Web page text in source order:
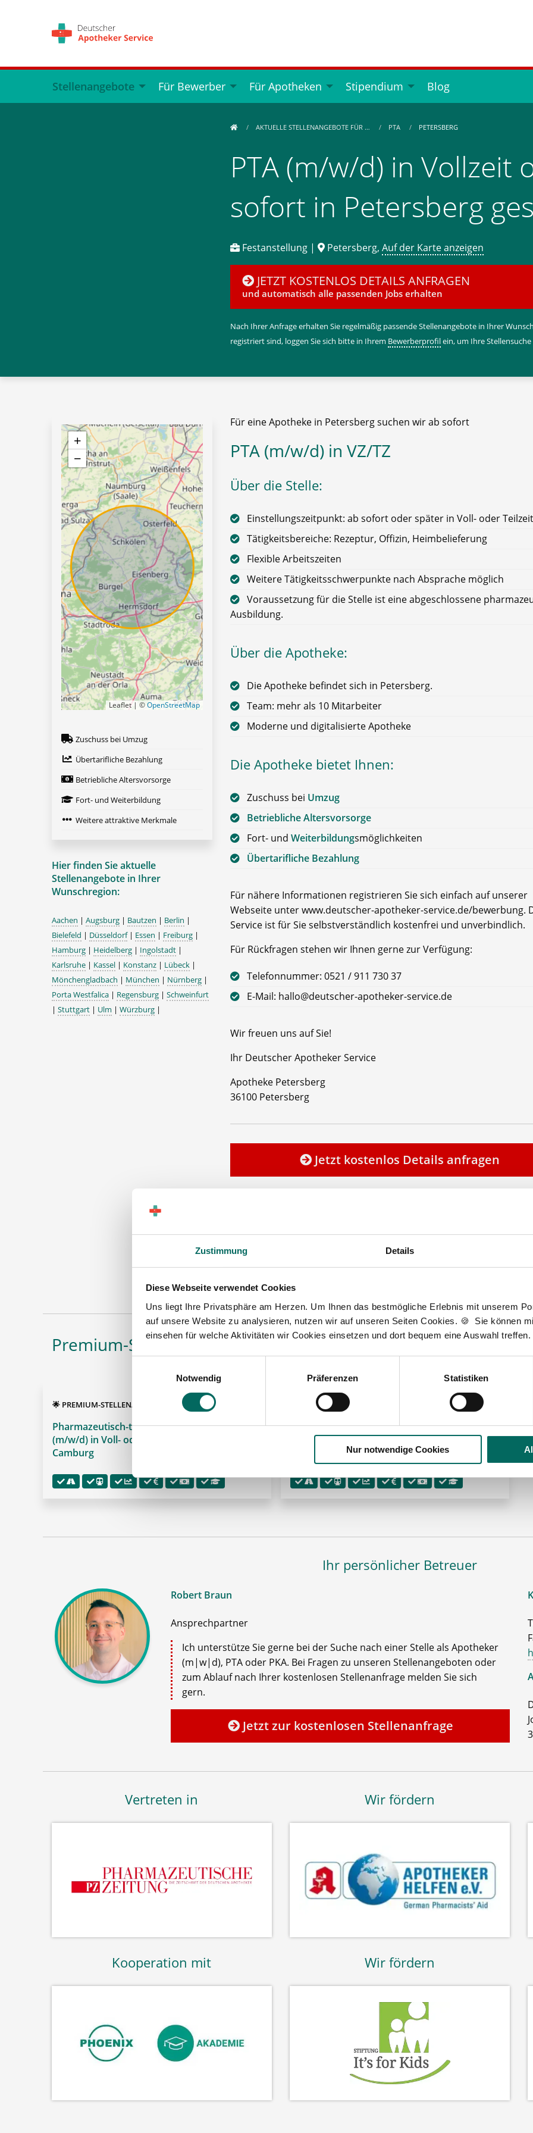
Zustimmung Details
Diese Webseite verwendet Cookies
Uns liegt Ihre Privatsphäre am Herzen. Um Ihnen das bestmögliche Erlebnis mit unserem
auf unsere Website zu analysieren, nutzen wir auf unseren Seiten Cookies. 🍪 Sie können
einsehen für welche Aktivitäten wir Cookies einsetzen und dort bequem eine Auswahl treffen.
Notwendig
Präferenzen Statistiken
Nur notwendige Cookies
Stellenangebote Für Bewerber Für Apotheken Stipendium Blog
AKTUELLE STELLENANGEBOTE FÜR … PTA PETERSBERG
PTA (m/w/d) in Vollzeit
sofort in Petersberg
Festanstellung | Petersberg, Auf der Karte anzeigen
JETZT KOSTENLOS DETAILS ANFRAGEN
und automatisch alle passenden Jobs erhalten
Nach Ihrer Anfrage erhalten Sie regelmäßig passende Stellenangebote in Ihrer
registriert sind, loggen Sie sich bitte in Ihrem Bewerberprofilein, um Ihre
Für eine Apotheke in Petersberg suchen wir ab sofort
PTA (m/w/d) in VZ/TZ
Über die Stelle:
Einstellungszeitpunkt: ab sofort oder später in Voll- oder Teilzeit
Tätigkeitsbereiche: Rezeptur, Offizin, Heimbelieferung
Flexible Arbeitszeiten
Weitere Tätigkeitsschwerpunkte nach Absprache möglich
Voraussetzung für die Stelle ist eine abgeschlossene
Ausbildung.
Über die Apotheke:
Die Apotheke befindet sich in Petersberg.
Team: mehr als 10 Mitarbeiter
Moderne und digitalisierte Apotheke
Die Apotheke bietet Ihnen:
Zuschuss bei Umzug
Betriebliche Altersvorsorge
Fort- und Weiterbildungsmöglichkeiten
Übertarifliche Bezahlung
Für nähere Informationen registrieren Sie sich einfach auf unserer
Webseite unter www.deutscher-apotheker-service.de/bewerbung.
Service ist für Sie selbstverständlich kostenfrei und unverbindlich.
Für Rückfragen stehen wir Ihnen gerne zur Verfügung:
Telefonnummer: 0521 / 911 730 37
E-Mail: hallo@deutscher-apotheker-service.de
Wir freuen uns auf Sie!
Ihr Deutscher Apotheker Service
Apotheke Petersberg
36100 Petersberg
Jetzt kostenlos Details anfragen
PTA
+
−
Leaflet | ©OpenStreetMap
Zuschuss bei Umzug
Übertarifliche Bezahlung
Betriebliche Altersvorsorge
Fort- und Weiterbildung
Weitere attraktive Merkmale
Hier finden Sie aktuelle
Stellenangebote in Ihrer
Wunschregion:
Aachen | Augsburg | Bautzen | Berlin |
Bielefeld | Düsseldorf| Essen | Freiburg |
Hamburg | Heidelberg | Ingolstadt |
Karlsruhe | Kassel | Konstanz | Lübeck |
Mönchengladbach | München | Nürnberg |
Porta Westfalica | Regensburg | Schweinfurt
| Stuttgart | Ulm | Würzburg |
Premium-Stellenangebote in der Region Petersberg:
🌟 PREMIUM-STELLENANGEBOT 🌟
Pharmazeutisch-technischer Assistent (PTA)
(m/w/d) in Voll- oder Teilzeit ab sofort in
Camburg
🌟 PREMIUM-STELLENANGEBOT 🌟
Pharmazeutisch-technischer Assistent (PTA)
(m/w/d) in Voll- oder Teilzeit ab sofort im
Saale-Holzland-Kreis
Ihr persönlicher Betreuer
Robert Braun
Ansprechpartner
Ich unterstütze Sie gerne bei der Suche nach einer Stelle als Apotheker
(m|w|d), PTA oder PKA. Bei Fragen zu unseren Stellenangeboten oder
zum Ablauf nach Ihrer kostenlosen Stellenanfrage melden Sie sich
gern.
Jetzt zur kostenlosen Stellenanfrage
Vertreten in Wir fördern
Kooperation mit Wir fördern